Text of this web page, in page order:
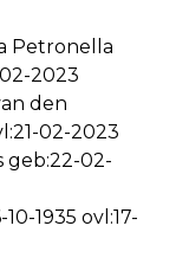
Petronella
02-2023
den
02-2023
geb:22-02-
1935 ovl:17-